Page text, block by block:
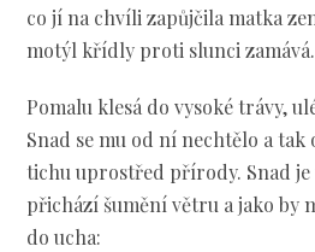
co jí na chvíli zapůjčila matka
motýl křídly proti slunci zamává.
Pomalu klesá do vysoké trávy,
Snad se mu od ní nechtělo a
tichu uprostřed přírody. Snad
přichází šumění větru a jako by
do ucha: